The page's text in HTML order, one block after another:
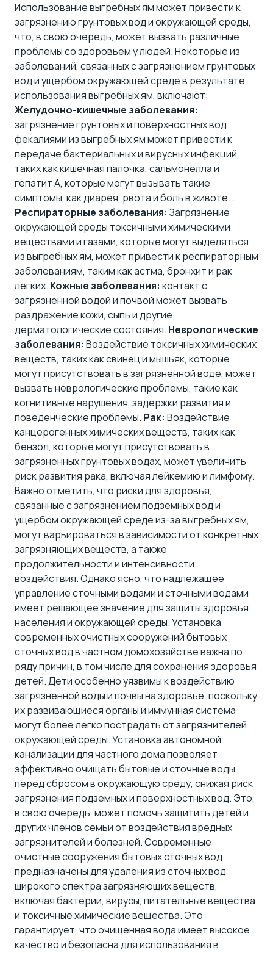
Использование выгребных ям может привести к
загрязнению грунтовых вод и окружающей среды,
что, в свою очередь, может вызвать различные
проблемы со здоровьем у людей. Некоторые из
заболеваний, связанных с загрязнением грунтовых
вод и ущербом окружающей среде в результате
использования выгребных ям, включают:
Желудочно-кишечные заболевания:
загрязнение грунтовых и поверхностных вод
фекалиями из выгребных ям может привести к
передаче бактериальных и вирусных инфекций,
таких как кишечная палочка, сальмонелла и
гепатит А, которые могут вызывать такие
симптомы, как диарея, рвота и боль в животе. .
Респираторные заболевания: Загрязнение
окружающей среды токсичными химическими
веществами и газами, которые могут выделяться
из выгребных ям, может привести к респираторным
заболеваниям, таким как астма, бронхит и рак
легких. Кожные заболевания: контакт с
загрязненной водой и почвой может вызвать
раздражение кожи, сыпь и другие
дерматологические состояния. Неврологические
заболевания: Воздействие токсичных химических
веществ, таких как свинец и мышьяк, которые
могут присутствовать в загрязненной воде, может
вызвать неврологические проблемы, такие как
когнитивные нарушения, задержки развития и
поведенческие проблемы. Рак: Воздействие
канцерогенных химических веществ, таких как
бензол, которые могут присутствовать в
загрязненных грунтовых водах, может увеличить
риск развития рака, включая лейкемию и лимфому.
Важно отметить, что риски для здоровья,
связанные с загрязнением подземных вод и
ущербом окружающей среде из-за выгребных ям,
могут варьироваться в зависимости от конкретных
загрязняющих веществ, а также
продолжительности и интенсивности
воздействия. Однако ясно, что надлежащее
управление сточными водами и сточными водами
имеет решающее значение для защиты здоровья
населения и окружающей среды. Установка
современных очистных сооружений бытовых
сточных вод в частном домохозяйстве важна по
ряду причин, в том числе для сохранения здоровья
детей. Дети особенно уязвимы к воздействию
загрязненной воды и почвы на здоровье, поскольку
их развивающиеся органы и иммунная система
могут более легко пострадать от загрязнителей
окружающей среды. Установка автономной
канализации для частного дома позволяет
эффективно очищать бытовые и сточные воды
перед сбросом в окружающую среду, снижая риск
загрязнения подземных и поверхностных вод. Это,
в свою очередь, может помочь защитить детей и
других членов семьи от воздействия вредных
загрязнителей и болезней.Современные
очистные сооружения бытовых сточных вод
предназначены для удаления из сточных вод
широкого спектра загрязняющих веществ,
включая бактерии, вирусы, питательные вещества
и токсичные химические вещества. Это
гарантирует, что очищенная вода имеет высокое
качество и безопасна для использования в